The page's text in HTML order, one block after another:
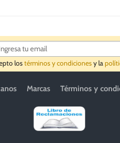
lostérminos y condicionesy la
Marcas Términos y